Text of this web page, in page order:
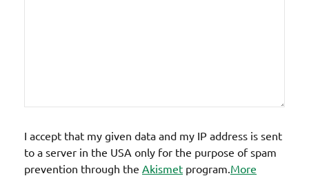
I accept that my given data and my IP address is sent
to a server in the USA only for the purpose of spam
prevention through the Akismet program. More